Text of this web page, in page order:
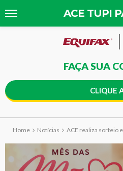
ACE TUPI
FAÇA SUA
CLIQUE
Home Notícias ACE realiza sorteio